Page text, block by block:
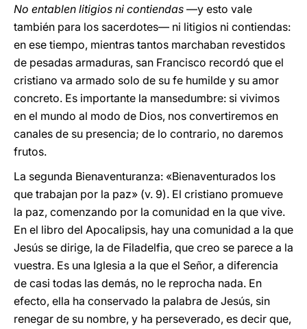
No entablen litigios ni contiendas —y esto vale
también para los sacerdotes— ni litigios ni contiendas:
en ese tiempo, mientras tantos marchaban revestidos
de pesadas armaduras, san Francisco recordó que el
cristiano va armado solo de su fe humilde y su amor
concreto. Es importante la mansedumbre: si vivimos
en el mundo al modo de Dios, nos convertiremos en
canales de su presencia; de lo contrario, no daremos
frutos.
La segunda Bienaventuranza: «Bienaventurados los
que trabajan por la paz» (v. 9). El cristiano promueve
la paz, comenzando por la comunidad en la que vive.
En el libro del Apocalipsis, hay una comunidad a la que
Jesús se dirige, la de Filadelfia, que creo se parece a la
vuestra. Es una Iglesia a la que el Señor, a diferencia
de casi todas las demás, no le reprocha nada. En
efecto, ella ha conservado la palabra de Jesús, sin
renegar de su nombre, y ha perseverado, es decir que,